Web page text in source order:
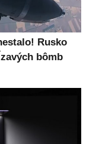
Rusko
bômb